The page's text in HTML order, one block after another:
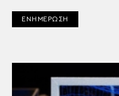
ΕΝΗΜΕΡΩΣΗ